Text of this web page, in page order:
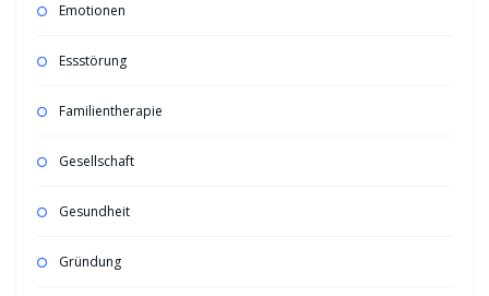
Emotionen
Essstörung
Familientherapie
Gesellschaft
Gesundheit
Gründung